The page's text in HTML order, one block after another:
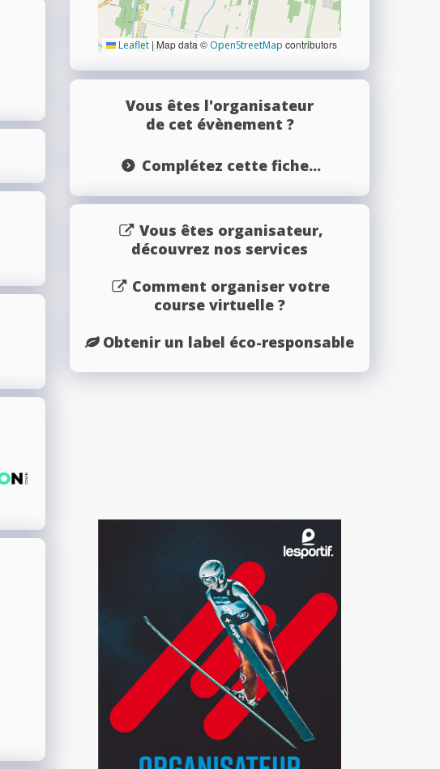
Leaflet | Map data © OpenStreetMap contributors
Vous êtes l'organisateur
de cet évènement ?
Complétez cette fiche...
Vous êtes organisateur,
découvrez nos services
Comment organiser votre
course virtuelle ?
Obtenir un label éco-responsable